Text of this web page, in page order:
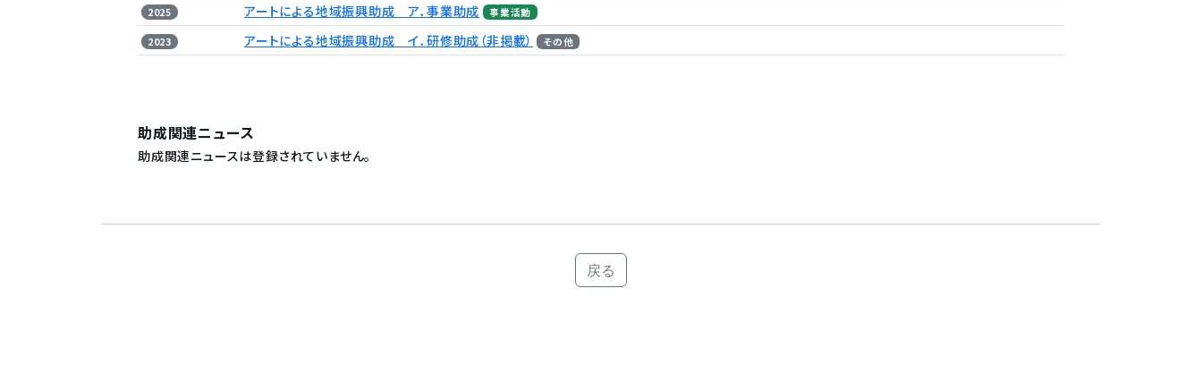
2025 アートによる地域振興助成 ア．事業助成 事業活動
2023 アートによる地域振興助成 イ．研修助成（非掲載） その他
助成関連ニュース
助成関連ニュースは登録されていません。
戻る